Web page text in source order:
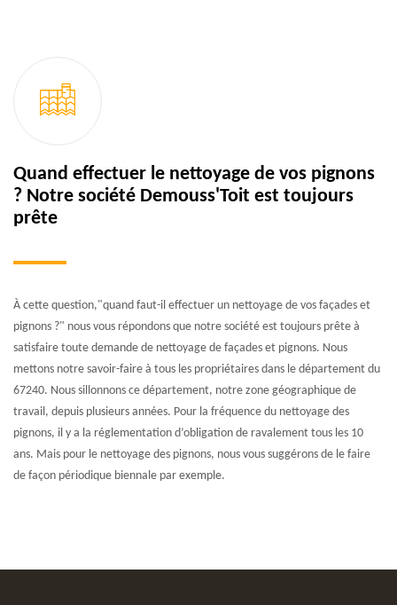
Quand effectuer le nettoyage de vos pignons
? Notre société Demouss'Toit est toujours
prête
À cette question,"quand faut-il effectuer un nettoyage de vos façades et
pignons ?" nous vous répondons que notre société est toujours prête à
satisfaire toute demande de nettoyage de façades et pignons. Nous
mettons notre savoir-faire à tous les propriétaires dans le département du
67240. Nous sillonnons ce département, notre zone géographique de
travail, depuis plusieurs années. Pour la fréquence du nettoyage des
pignons, il y a la réglementation d’obligation de ravalement tous les 10
ans. Mais pour le nettoyage des pignons, nous vous suggérons de le faire
de façon périodique biennale par exemple.